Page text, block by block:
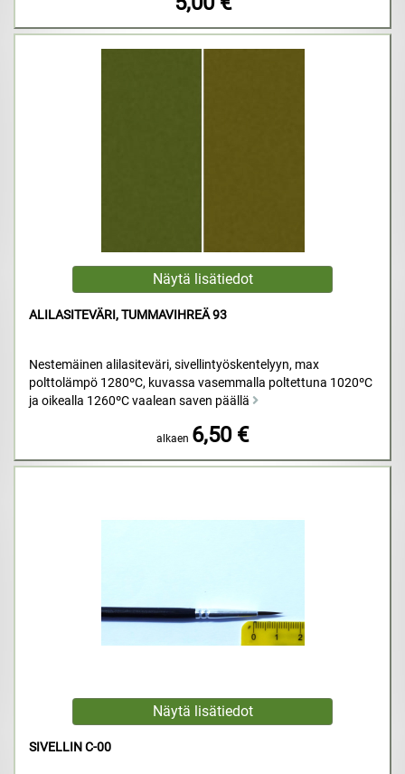
ALILASITEVÄRI, TUMMAVIHREÄ 93
Nestemäinen alilasiteväri, sivellintyöskentelyyn, max
polttolämpö 1280ºC, kuvassa vasemmalla poltettuna 1020ºC
ja oikealla 1260ºC vaalean saven päällä
alkaen 6,50 €
SIVELLIN C-00